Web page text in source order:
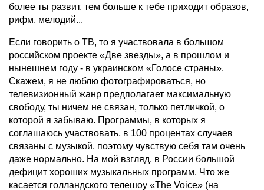
более ты развит, тем больше к тебе приходит образов,
рифм, мелодий...
Если говорить о ТВ, то я участвовала в большом
российском проекте «Две звезды», а в прошлом и
нынешнем году - в украинском «Голосе страны».
Скажем, я не люблю фотографироваться, но
телевизионный жанр предполагает максимальную
свободу, ты ничем не связан, только петличкой, о
которой я забываю. Программы, в которых я
соглашаюсь участвовать, в 100 процентах случаев
связаны с музыкой, поэтому чувствую себя там очень
даже нормально. На мой взгляд, в России большой
дефицит хороших музыкальных программ. Что же
касается голландского телешоу «The Voice» (на